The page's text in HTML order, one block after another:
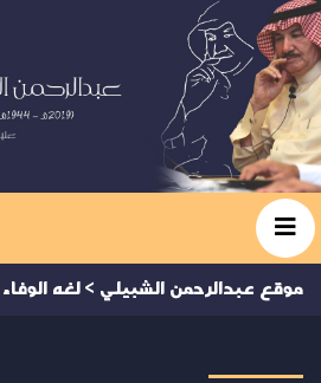
موقع عبدالرحمن الشبيلي > لغه الوفاء